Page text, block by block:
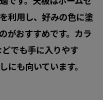
利用し、好みの色に塗
がおすすめです。カラ
でも手に入りやす
にも向いています。